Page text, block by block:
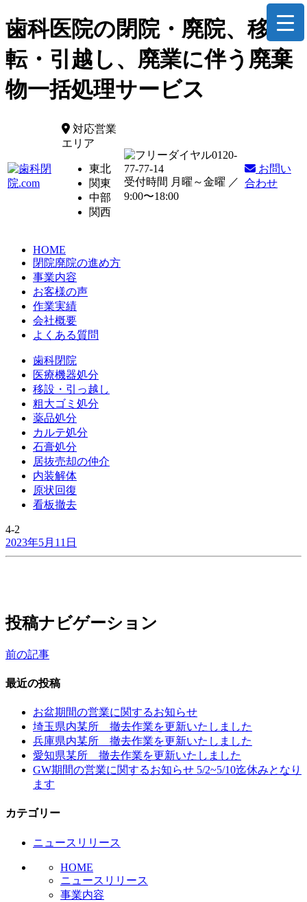
歯科医院の閉院・廃院、移
転・引越し、廃業に伴う廃棄
物一括処理サービス
対応営業
エリア
東北
関東
中部
関西
0120-
77-77-14
受付時間 月曜～金曜 ／
9:00〜18:00
お問い
合わせ
HOME
閉院廃院の進め方
事業内容
お客様の声
作業実績
会社概要
よくある質問
歯科閉院
医療機器処分
移設・引っ越し
粗大ゴミ処分
薬品処分
カルテ処分
石膏処分
居抜売却の仲介
内装解体
原状回復
看板撤去
4-2
2023年5月11日
投稿ナビゲーション
前の記事
最近の投稿
お盆期間の営業に関するお知らせ
埼玉県内某所 撤去作業を更新いたしました
兵庫県内某所 撤去作業を更新いたしました
愛知県某所 撤去作業を更新いたしました
GW期間の営業に関するお知らせ 5/2~5/10迄休みとなり
ます
カテゴリー
ニュースリリース
HOME
ニュースリリース
事業内容